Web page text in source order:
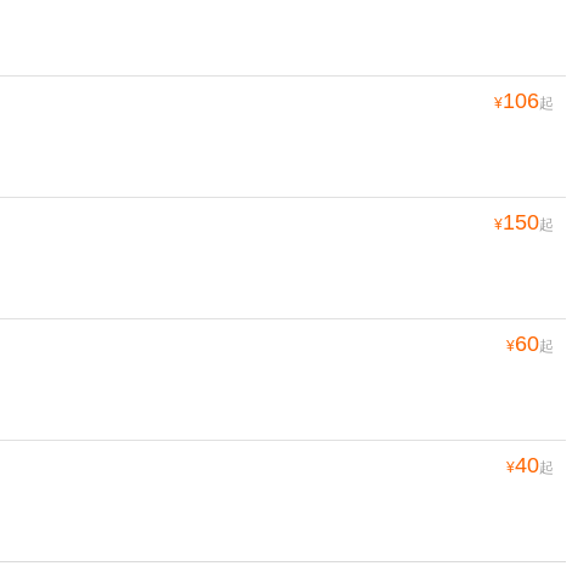
¥106起
¥150起
¥60起
¥40起